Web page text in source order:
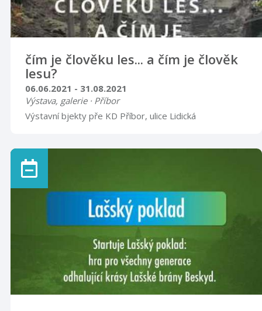
čím je člověku les... a čím je člověk
lesu?
06.06.2021 - 31.08.2021
Výstava, galerie · Příbor
Výstavní bjekty pře KD Příbor, ulice Lidická